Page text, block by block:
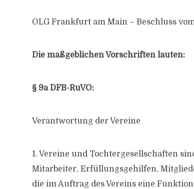
OLG Frankfurt am Main – Beschluss
Die maßgeblichen Vorschriften lauten:
§ 9a DFB-RuVO:
Verantwortung der Vereine
1. Vereine und Tochtergesellschaften
Mitarbeiter, Erfüllungsgehilfen,
die im Auftrag des Vereins eine